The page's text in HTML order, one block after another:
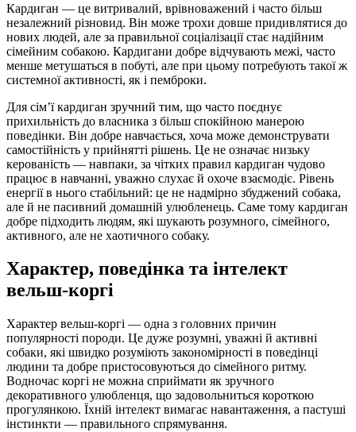
Кардиган — це витривалий, врівноважений і часто більш
незалежний різновид. Він може трохи довше придивлятися до
нових людей, але за правильної соціалізації стає надійним
сімейним собакою. Кардигани добре відчувають межі, часто
менше метушаться в побуті, але при цьому потребують такої ж
системної активності, як і пемброки.
Для сім’ї кардиган зручний тим, що часто поєднує
прихильність до власника з більш спокійною манерою
поведінки. Він добре навчається, хоча може демонструвати
самостійність у прийнятті рішень. Це не означає низьку
керованість — навпаки, за чітких правил кардиган чудово
працює в навчанні, уважно слухає й охоче взаємодіє. Рівень
енергії в нього стабільний: це не надмірно збуджений собака,
але й не пасивний домашній улюбленець. Саме тому кардиган
добре підходить людям, які шукають розумного, сімейного,
активного, але не хаотичного собаку.
Характер, поведінка та інтелект
вельш-коргі
Характер вельш-коргі — одна з головних причин
популярності породи. Це дуже розумні, уважні й активні
собаки, які швидко розуміють закономірності в поведінці
людини та добре пристосовуються до сімейного ритму.
Водночас коргі не можна сприймати як зручного
декоративного улюбленця, що задовольниться короткою
прогулянкою. Їхній інтелект вимагає навантаження, а пастуші
інстинкти — правильного спрямування.